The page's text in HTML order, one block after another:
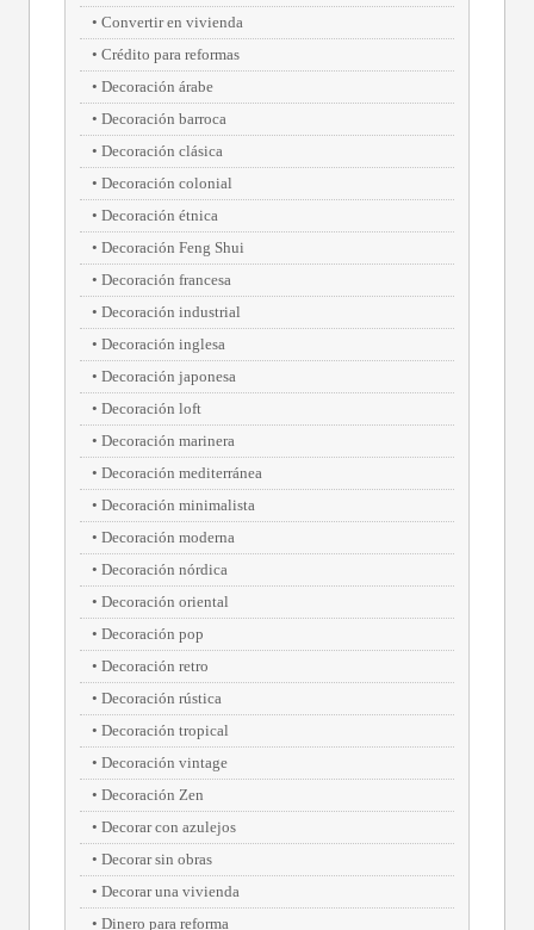
Convertir en vivienda
Crédito para reformas
Decoración árabe
Decoración barroca
Decoración clásica
Decoración colonial
Decoración étnica
Decoración Feng Shui
Decoración francesa
Decoración industrial
Decoración inglesa
Decoración japonesa
Decoración loft
Decoración marinera
Decoración mediterránea
Decoración minimalista
Decoración moderna
Decoración nórdica
Decoración oriental
Decoración pop
Decoración retro
Decoración rústica
Decoración tropical
Decoración vintage
Decoración Zen
Decorar con azulejos
Decorar sin obras
Decorar una vivienda
Dinero para reforma